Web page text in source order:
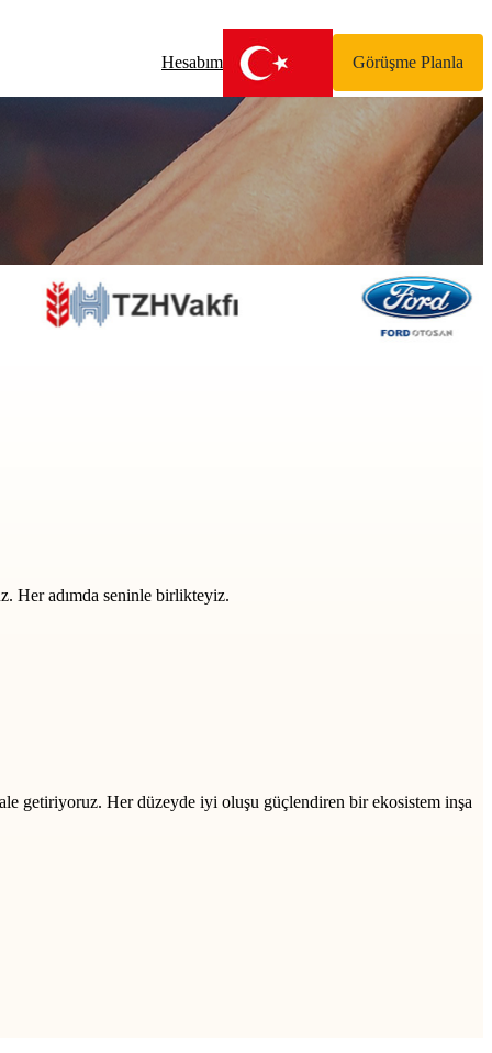
Hesabım Görüşme Planla
Her adımda seninle birlikteyiz.
getiriyoruz. Her düzeyde iyi oluşu güçlendiren bir ekosistem inşa